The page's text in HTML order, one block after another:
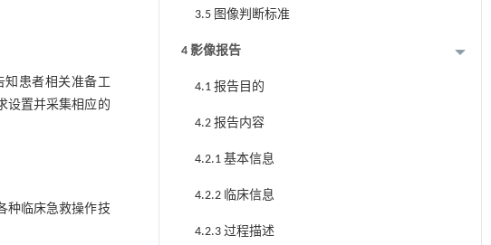
知患者相关准备工
设置并采集相应的
种临床急救操作技
3.5 图像判断标准
4 影像报告
4.1 报告目的
4.2 报告内容
4.2.1 基本信息
4.2.2 临床信息
4.2.3 过程描述